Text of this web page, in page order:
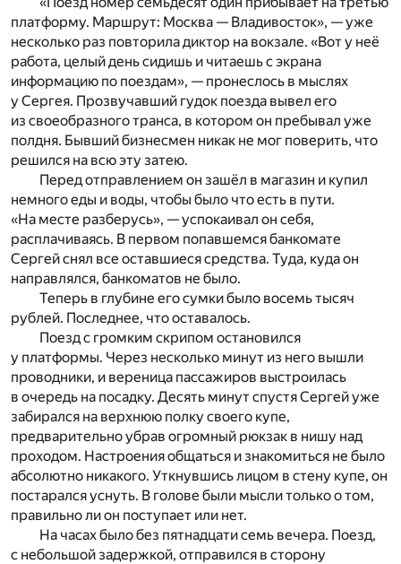
платформу. Маршрут: Москва — Владивосток», — уже
несколько раз повторила диктор на вокзале. «Вот у неё
работа, целый день сидишь и читаешь с экрана
информацию по поездам», — пронеслось в мыслях
у Сергея. Прозвучавший гудок поезда вывел его
из своеобразного транса, в котором он пребывал уже
полдня. Бывший бизнесмен никак не мог поверить, что
решился на всю эту затею.
Перед отправлением он зашёл в магазин и купил
немного еды и воды, чтобы было что есть в пути.
«На месте разберусь», — успокаивал он себя,
расплачиваясь. В первом попавшемся банкомате
Сергей снял все оставшиеся средства. Туда, куда он
направлялся, банкоматов не было.
Теперь в глубине его сумки было восемь тысяч
рублей. Последнее, что оставалось.
Поезд с громким скрипом остановился
у платформы. Через несколько минут из него вышли
проводники, и вереница пассажиров выстроилась
в очередь на посадку. Десять минут спустя Сергей уже
забирался на верхнюю полку своего купе,
предварительно убрав огромный рюкзак в нишу над
проходом. Настроения общаться и знакомиться не было
абсолютно никакого. Уткнувшись лицом в стену купе, он
постарался уснуть. В голове были мысли только о том,
правильно ли он поступает или нет.
На часах было без пятнадцати семь вечера. Поезд,
с небольшой задержкой, отправился в сторону